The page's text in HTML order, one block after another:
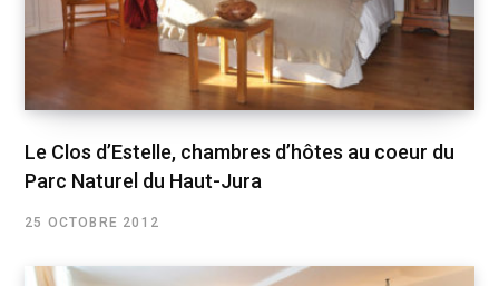
Le Clos d’Estelle, chambres d’hôtes au coeur du
Parc Naturel du Haut-Jura
25 OCTOBRE 2012